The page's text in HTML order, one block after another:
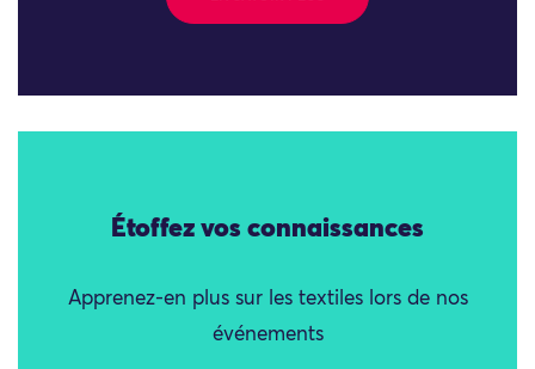
Étoffez vos connaissances
Apprenez-en plus sur les textiles lors de nos
événements